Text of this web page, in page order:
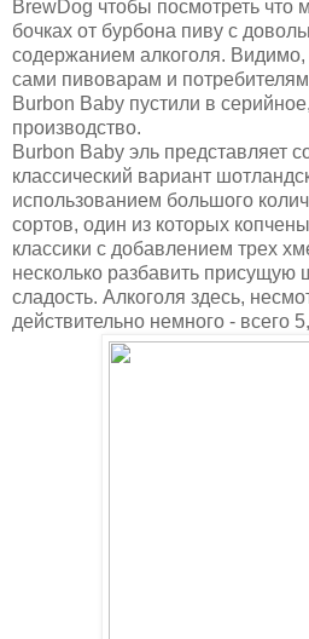
BrewDog чтобы посмотреть что
бочках от бурбона пиву с
содержанием алкоголя. Видимо,
сами пивоварам и
Burbon Baby пустили в
производство.
Burbon Baby эль представляет
классический вариант
использованием большого
сортов, один из которых
классики с добавлением трех
несколько разбавить присущую
сладость. Алкоголя здесь,
действительно немного - всего